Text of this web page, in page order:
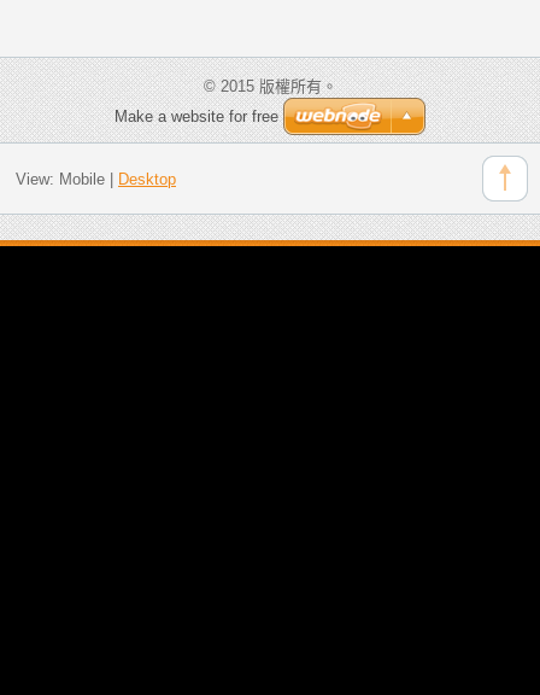
© 2015 版權所有。
Make a website for free
View: Mobile| Desktop